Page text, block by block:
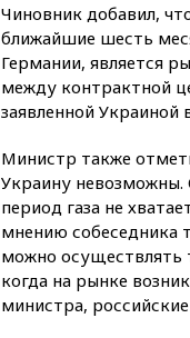
Чиновник добавил,
ближайшие шесть
Германии, является
между контрактной
заявленной Украиной
Министр также
Украину невозможны.
период газа не
мнению собеседника
можно осуществлять
когда на рынке
министра,